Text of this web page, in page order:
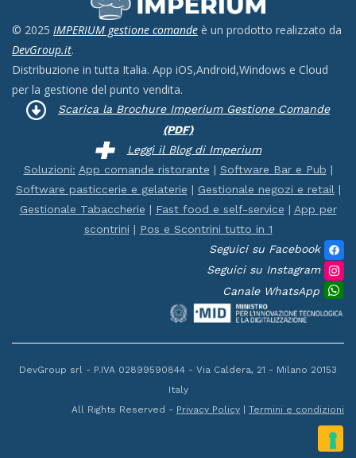
© 2025 IMPERIUM gestione comande è un prodotto realizzato da
DevGroup.it.
Distribuzione in tutta Italia. App iOS,Android,Windows e Cloud
per la gestione del punto vendita.
Scarica la Brochure Imperium Gestione Comande
(PDF)
Leggi il Blog di Imperium
Soluzioni: App comande ristorante | Software Bar e Pub |
Software pasticcerie e gelaterie | Gestionale negozi e retail |
Gestionale Tabaccherie | Fast food e self-service | App per
scontrini | Pos e Scontrini tutto in 1
Seguici su Facebook
Seguici su Instagram
Canale WhatsApp
DevGroup srl - P.IVA 02899590844 - Via Caldera, 21 - Milano 20153
Italy
All Rights Reserved - Privacy Policy Termini e condizioni